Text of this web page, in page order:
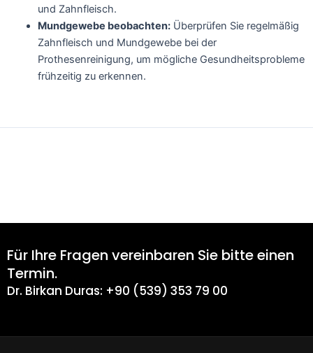
und Zahnfleisch.
Mundgewebe beobachten:Überprüfen Sie regelmäßig
Zahnfleisch und Mundgewebe bei der
Prothesenreinigung, um mögliche Gesundheitsprobleme
frühzeitig zu erkennen.
Für Ihre Fragen vereinbaren Sie bitte einen
Termin.
Dr. Birkan Duras: +90 (539) 353 79 00